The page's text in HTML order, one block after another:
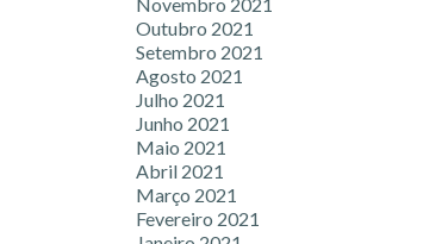
Outubro 2021
Setembro 2021
Agosto 2021
Julho 2021
Junho 2021
Maio 2021
Abril 2021
Março 2021
Fevereiro 2021